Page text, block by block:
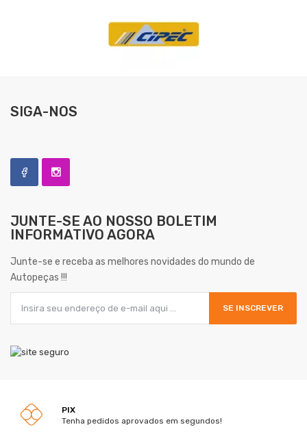
SIGA-NOS
JUNTE-SE AO NOSSO BOLETIM
INFORMATIVO AGORA
Junte-se e receba as melhores novidades do mundo de
Autopeças !!!
SE INSCREVER
PIX
Tenha pedidos aprovados em segundos!